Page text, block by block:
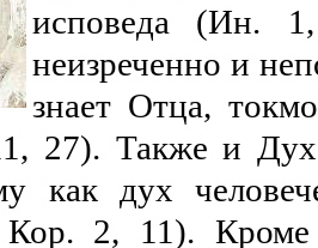
исповеда (Ин.
неизреченно и
знает Отца,
27). Также и Дух
как дух
Кор. 2, 11).